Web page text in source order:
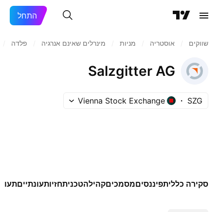
התחל
שווקים אוסטריה מניות‏ מינרלים שאינם אנרגיה פלדה
Salzgitter AG
SZG
Vienna Stock Exchange
סקירה כלליתפיננסיםמסמכיםקהילהטכניתחזיותעונתיים